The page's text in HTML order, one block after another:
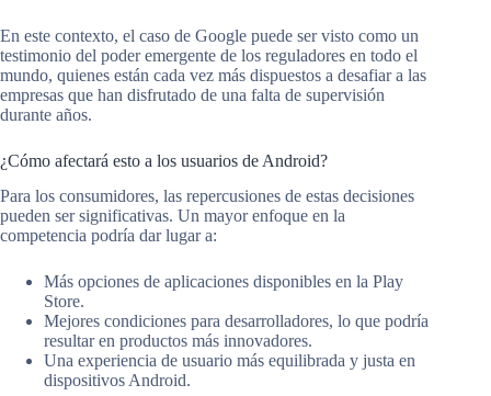
En este contexto, el caso de Google puede ser visto como un
testimonio del poder emergente de los reguladores en todo el
mundo, quienes están cada vez más dispuestos a desafiar a las
empresas que han disfrutado de una falta de supervisión
durante años.
¿Cómo afectará esto a los usuarios de Android?
Para los consumidores, las repercusiones de estas decisiones
pueden ser significativas. Un mayor enfoque en la
competencia podría dar lugar a:
Más opciones de aplicaciones disponibles en la Play
Store.
Mejores condiciones para desarrolladores, lo que podría
resultar en productos más innovadores.
Una experiencia de usuario más equilibrada y justa en
dispositivos Android.